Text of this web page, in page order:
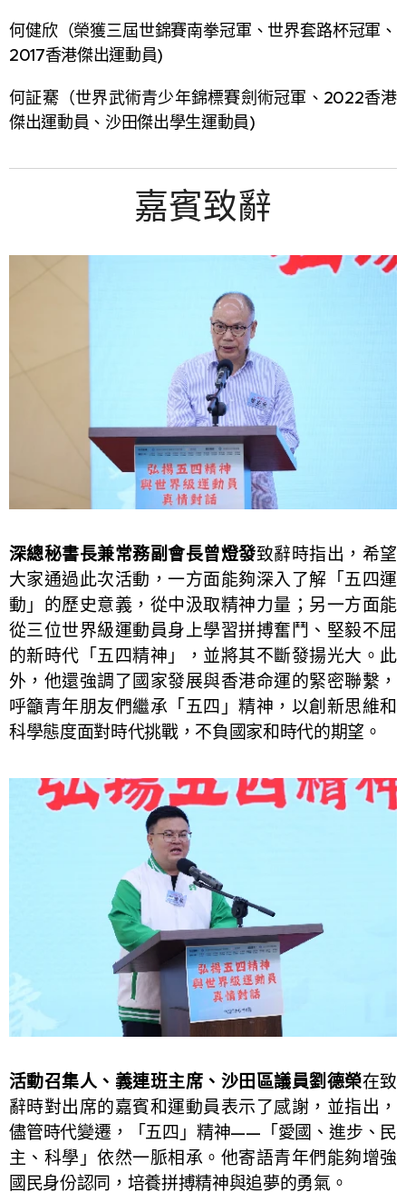
何健欣（榮獲三屆世錦賽南拳冠軍、世界套路杯冠軍、
2017香港傑出運動員)
何証騫（世界武術青少年錦標賽劍術冠軍、2022香港
傑出運動員、沙田傑出學生運動員)
嘉賓致辭
深總秘書長兼常務副會長曾燈發致辭時指出，希望
大家通過此次活動，一方面能夠深入了解「五四運
動」的歷史意義，從中汲取精神力量；另一方面能
從三位世界級運動員身上學習拼搏奮鬥、堅毅不屈
的新時代「五四精神」，並將其不斷發揚光大。此
外，他還強調了國家發展與香港命運的緊密聯繫，
呼籲青年朋友們繼承「五四」精神，以創新思維和
科學態度面對時代挑戰，不負國家和時代的期望。
活動召集人、義連班主席、沙田區議員劉德榮在致
辭時對出席的嘉賓和運動員表示了感謝，並指出，
儘管時代變遷，「五四」精神——「愛國、進步、民
主、科學」依然一脈相承。他寄語青年們能夠增強
國民身份認同，培養拼搏精神與追夢的勇氣。